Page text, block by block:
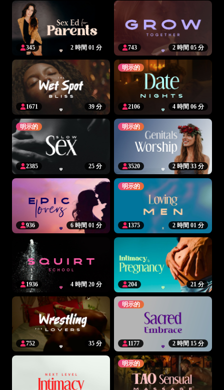
2 時間 01 分
345 2 時間 05 分
743
39 分
1671
明示的
4 時間 06 分
2106
明示的
25 分
2385
明示的
2 時間 33 分
3520
6 時間 01 分
936
明示的
2 時間 01 分
1375
4 時間 20 分
1936 21 分
204
35 分
752
明示的
2 時間 15 分
1177
明示的